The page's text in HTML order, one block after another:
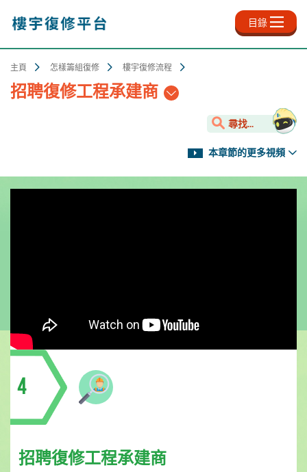
內
目錄
主頁 怎樣籌組復修 樓宇復修流程
招聘復修工程承建商
尋找...
本章節的更多視頻
4
招聘復修工程承建商